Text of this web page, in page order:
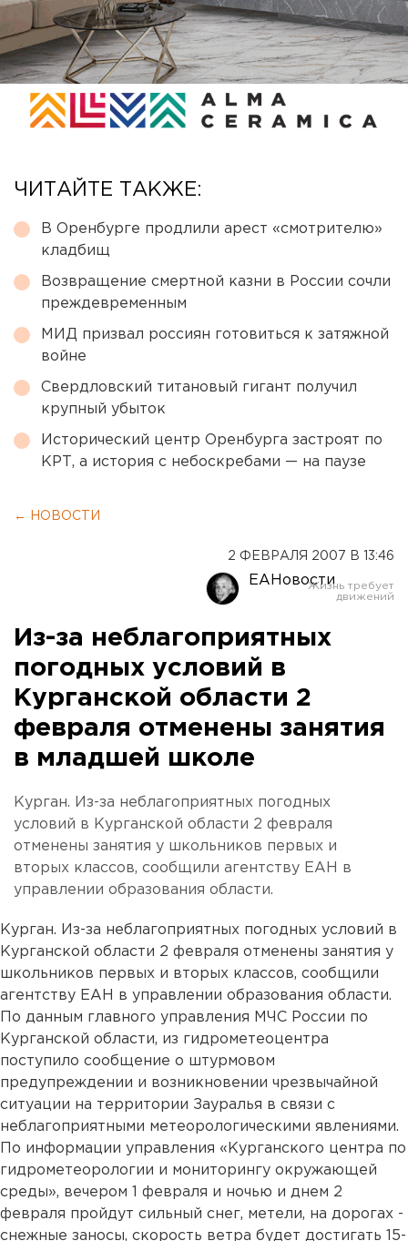
ЧИТАЙТЕ ТАКЖЕ:
В Оренбурге продлили арест «смотрителю»
кладбищ
Возвращение смертной казни в России сочли
преждевременным
МИД призвал россиян готовиться к затяжной
войне
Свердловский титановый гигант получил
крупный убыток
Исторический центр Оренбурга застроят по
КРТ, а история с небоскребами — на паузе
← НОВОСТИ
2 ФЕВРАЛЯ 2007 В 13:46
ЕАНовости
Из-за неблагоприятных
погодных условий в
Курганской области 2
февраля отменены занятия
в младшей школе
Курган. Из-за неблагоприятных погодных
условий в Курганской области 2 февраля
отменены занятия у школьников первых и
вторых классов, сообщили агентству ЕАН в
управлении образования области.
Курган. Из-за неблагоприятных погодных условий в
Курганской области 2 февраля отменены занятия у
школьников первых и вторых классов, сообщили
агентству ЕАН в управлении образования области.
По данным главного управления МЧС России по
Курганской области, из гидрометеоцентра
поступило сообщение о штурмовом
предупреждении и возникновении чрезвычайной
ситуации на территории Зауралья в связи с
неблагоприятными метеорологическими явлениями.
По информации управления «Курганского центра по
гидрометеорологии и мониторингу окружающей
среды», вечером 1 февраля и ночью и днем 2
февраля пройдут сильный снег, метели, на дорогах -
снежные заносы, скорость ветра будет достигать 15-